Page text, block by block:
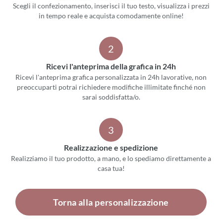
Scegli il confezionamento, inserisci il tuo testo, visualizza i prezzi
in tempo reale e acquista comodamente online!
2
Ricevi l'anteprima della grafica in 24h
Ricevi l'anteprima grafica personalizzata in 24h lavorative, non
preoccuparti potrai richiedere modifiche illimitate finché non
sarai soddisfatta/o.
3
Realizzazione e spedizione
Realizziamo il tuo prodotto, a mano, e lo spediamo direttamente a
casa tua!
Torna alla personalizzazione